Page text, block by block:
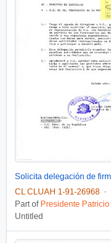
CL CLUAH 1-91-26968 ·
Part of Presidente
Untitled